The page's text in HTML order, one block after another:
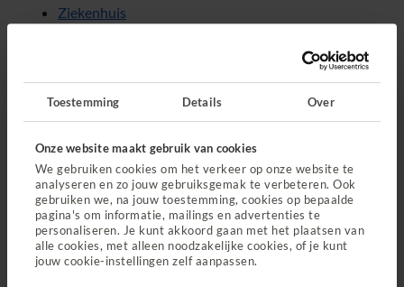
Toestemming Details Over
Onze website maakt gebruik van cookies
We gebruiken cookies om het verkeer op onze website te
analyseren en zo jouw gebruiksgemak te verbeteren. Ook
gebruiken we, na jouw toestemming, cookies op bepaalde
pagina's om informatie, mailings en advertenties te
personaliseren. Je kunt akkoord gaan met het plaatsen van
alle cookies, met alleen noodzakelijke cookies, of je kunt
jouw cookie-instellingen zelf aanpassen.
Ziekenhuis